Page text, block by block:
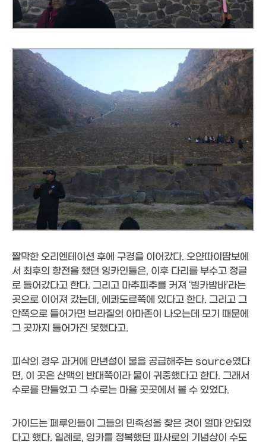
짤막한 오리엔테이션 후에 구경을 이어갔다. 오얀따이땀보에
서 최후의 항전을 했던 잉카인들은, 이후 다리를 부수고 정글
로 들어갔다고 한다. 그리고 마추피추를 커져 ‘빌카밤바’라는
곳으로 이어져 갔는데, 에콰도르쪽에 있다고 한다. 그리고 그
안쪽으로 들어가면 브라질의 아마존이 나오는데 모기 때문에
그 곳까지 들어가진 못했다고.
피삭의 경우 과거에 만년설이 물을 공급해주는 source였다
면, 이 곳은 산맥의 반대쪽이라 물이 귀중했다고 한다. 그래서
수로를 만들었고 그 수로는 마을 곳곳에서 볼 수 있었다.
가이드는 페루인들이 그들의 민족성을 찾은 것이 얼마 안되었
다고 했다. 일례로, 잉카를 정복했던 파사로의 기념상이 수도